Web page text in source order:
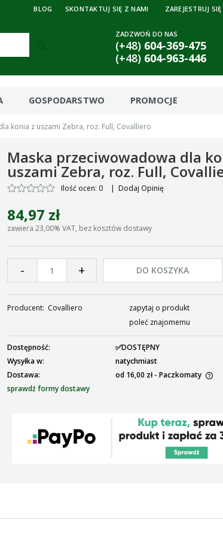
ZAREJESTRUJ SIĘ
BLOG SKONTAKTUJ SIĘ Z NAMI
ZADZWOŃ DO NAS
(+48)604-369-475
(+48) 604-963-446
GOSPODARSTWO PROMOCJE
konia z uszami Zebra, roz. Full, Covalliero
Maska przeciwowadowa dla
uszami Zebra, roz. Full,
Ilość ocen: 0 | Dodaj Opinię
84,97 zł
zawiera 23,00% VAT, bez kosztów dostawy
- + DO KOSZYKA
Producent: Covalliero
zapytaj o produkt
poleć znajomemu
Dostępność:
✅DOSTĘPNY
Wysyłka w:
natychmiast
Dostawa:
od 16,00 zł - Paczkomaty
sprawdź formy dostawy